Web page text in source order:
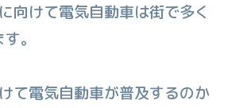
向けて電気自動車は街で多く
。
て電気自動車が普及するのか